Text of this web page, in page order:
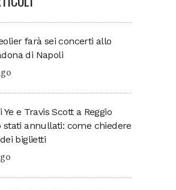
farà sei concerti allo
di Napoli
e Travis Scott a Reggio
stati annullati: come chiedere
biglietti